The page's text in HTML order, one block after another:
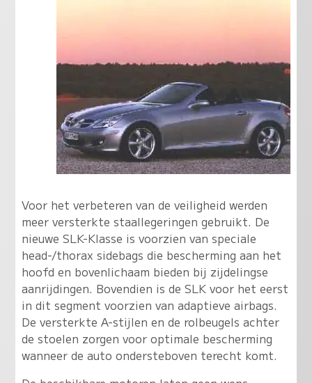
Voor het verbeteren van de veiligheid werden
meer versterkte staallegeringen gebruikt. De
nieuwe SLK-Klasse is voorzien van speciale
head-/thorax sidebags die bescherming aan het
hoofd en bovenlichaam bieden bij zijdelingse
aanrijdingen. Bovendien is de SLK voor het eerst
in dit segment voorzien van adaptieve airbags.
De versterkte A-stijlen en de rolbeugels achter
de stoelen zorgen voor optimale bescherming
wanneer de auto ondersteboven terecht komt.